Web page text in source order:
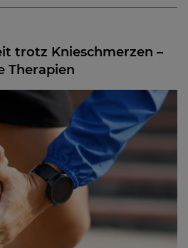
trotz Knieschmerzen –
Therapien